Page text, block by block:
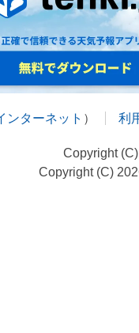
ンターネット ） 利
Copyright
Copyright (C)